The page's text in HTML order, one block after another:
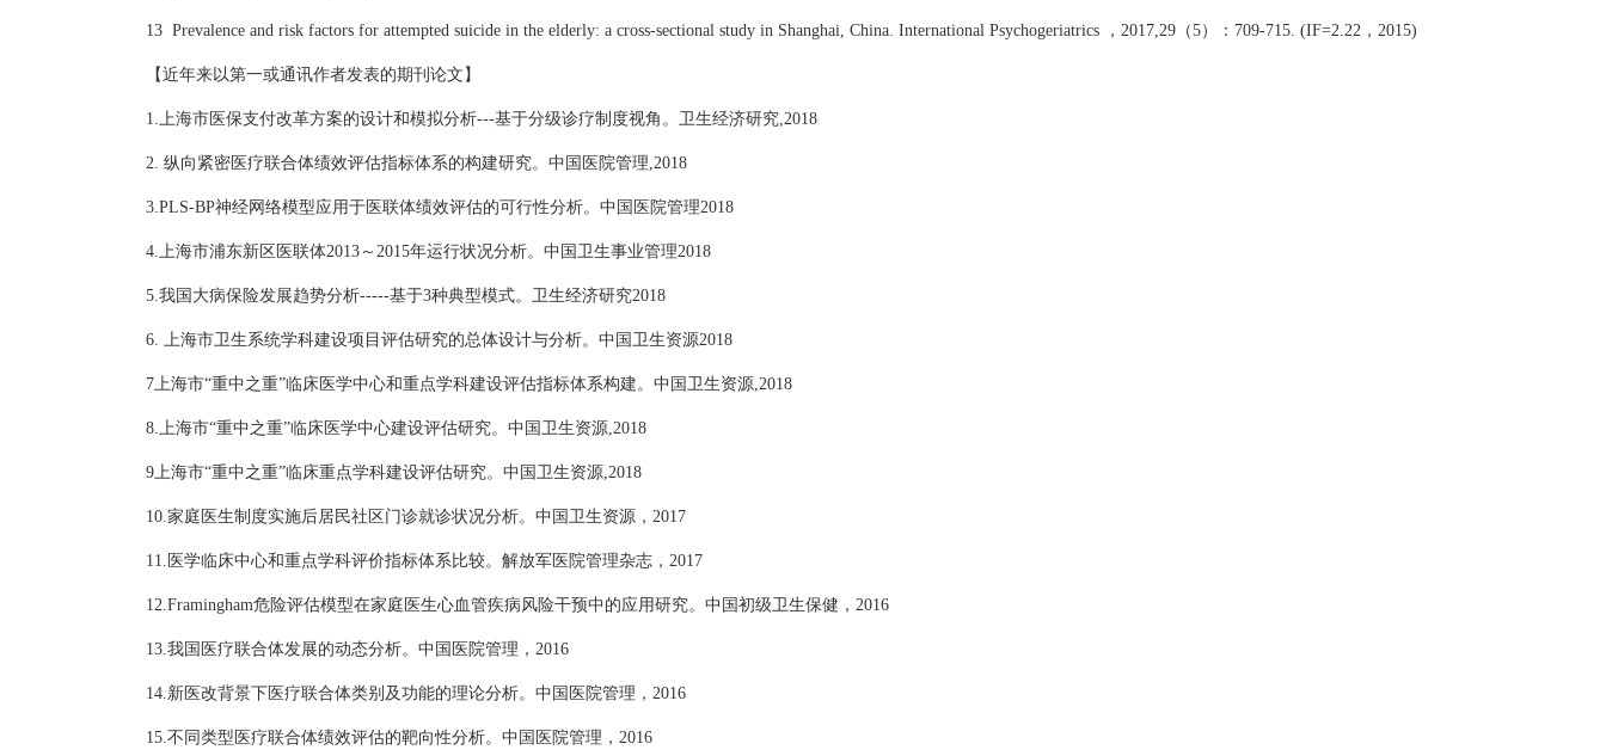
13 Prevalence and risk factors for attempted suicide in the elderly: a cross-sectional study in Shanghai, China. International Psychogeriatrics ，2017,29（5）：709-715. (IF=2.22，2015)
【近年来以第一或通讯作者发表的期刊论文】
1. 上海市医保支付改革方案的设计和模拟分析---基于分级诊疗制度视角。卫生经济研究 2018
2. 纵向紧密医疗联合体绩效评估指标体系的构建研究。中国医院管理 2018
3.PLS-BP神经网络模型应用于医联体绩效评估的可行性分析。中国医院管理2018
4.上海市浦东新区医联体2013～2015年运行状况分析。中国卫生事业管理2018
5.我国大病保险发展趋势分析-----基于3种典型模式。卫生经济研究2018
6. 上海市卫生系统学科建设项目评估研究的总体设计与分析。中国卫生资源2018
7上海市“重中之重”临床医学中心和重点学科建设评估指标体系构建。中国卫生资源 ,2018
8.上海市“重中之重”临床医学中心建设评估研究。中国卫生资源 ,2018
9上海市“重中之重”临床重点学科建设评估研究。中国卫生资源 ,2018
10. 家庭医生制度实施后居民社区门诊就诊状况分析。中国卫生资源， 2017
11 .医学临床中心和重点学科评价指标体系比较。解放军医院管理杂志，2017
12 .Framingham危险评估模型在家庭医生心血管疾病风险干预中的应用研究。中国初级卫生保健，2016
13 .我国医疗联合体发展的动态分析。中国医院管理，2016
14 .新医改背景下医疗联合体类别及功能的理论分析。中国医院管理，2016
15 .不同类型医疗联合体绩效评估的靶向性分析。中国医院管理，2016